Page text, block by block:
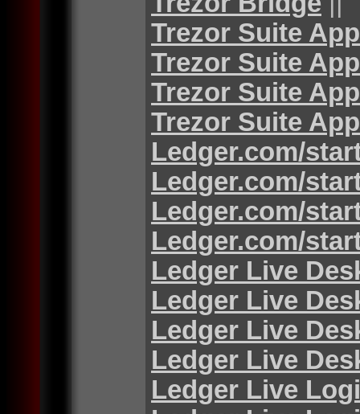
Trezor Suite App
Trezor Suite App
Trezor Suite App
Trezor Suite App
Ledger.com/
Ledger.com/
Ledger.com/
Ledger.com/
Ledger Live
Ledger Live
Ledger Live
Ledger Live
Ledger Live